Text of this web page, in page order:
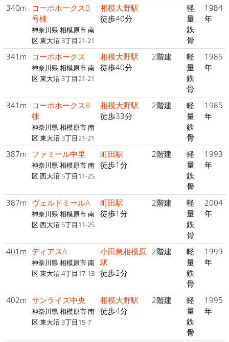
340m
コーポホークスB
号棟
神奈川県 相模原市 南
区 東大沼 3丁目21-21
相模大野駅
徒歩40分
軽
量
鉄
骨
1984
年
341m コーポホークス
神奈川県 相模原市 南
区 東大沼 3丁目21-21
相模大野駅
徒歩40分
2階建
軽
量
鉄
骨
1985
年
341m
コーポホークスB
棟
神奈川県 相模原市 南
区 東大沼 3丁目21-21
相模大野駅
徒歩33分
2階建
軽
量
鉄
骨
1985
年
387m ファミール中里
神奈川県 相模原市 南
区 西大沼 5丁目11-25
町田駅
徒歩1分
2階建
軽
量
鉄
骨
1993
年
387m ヴェルドミールA
神奈川県 相模原市 南
区 西大沼 5丁目11-25
町田駅
徒歩1分
2階建
軽
量
鉄
骨
2004
年
401m ディアスA
神奈川県 相模原市 南
区 東大沼 4丁目17-13
小田急相模原
駅
徒歩2分
2階建
軽
量
鉄
骨
1999
年
402m サンライズ中央
神奈川県 相模原市 南
区 東大沼 3丁目15-7
相模大野駅
徒歩4分
2階建
軽
量
鉄
骨
1995
年